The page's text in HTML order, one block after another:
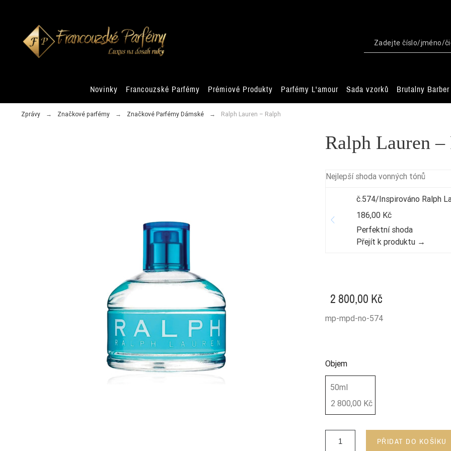
Novinky Francouzské Parfémy Prémiové Produkty Parfémy L'amour Sada vzorků Brutalny Barber
Zprávy Značkové parfémy Značkové Parfémy Dámské Ralph Lauren – Ralph
Ralph Lauren –
Nejlepší shoda vonných tónů
č.574/Inspirováno Ralph
186,00 Kč
Perfektní shoda
Přejít k produktu →
2 800,00 Kč
mp-mpd-no-574
Objem
50ml
2 800,00 Kč
PŘIDAT DO KOŠÍKU